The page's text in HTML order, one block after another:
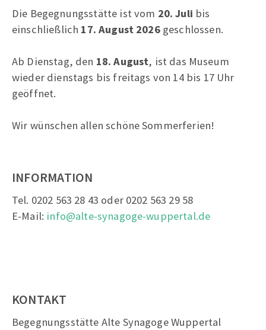
Die Begegnungsstätte ist vom 20. Juli bis
einschließlich 17. August 2026geschlossen.
Ab Dienstag, den 18. August, ist das Museum
wieder dienstags bis freitags von 14 bis 17 Uhr
geöffnet.
Wir wünschen allen schöne Sommerferien!
INFORMATION
Tel. 0202 563 28 43 oder 0202 563 29 58
E-Mail: info@alte-synagoge-wuppertal.de
KONTAKT
Begegnungsstätte Alte Synagoge Wuppertal